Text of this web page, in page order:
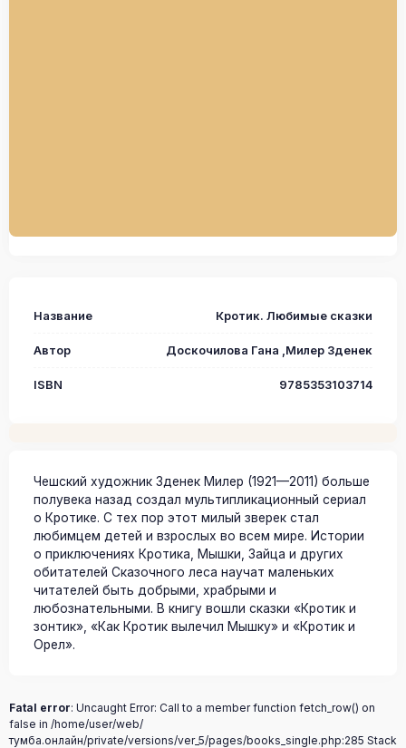
Название Кротик. Любимые сказки
Автор Доскочилова Гана ,Милер Зденек
ISBN 9785353103714
Чешский художник Зденек Милер (1921—2011) больше
полувека назад создал мультипликационный сериал
о Кротике. С тех пор этот милый зверек стал
любимцем детей и взрослых во всем мире. Истории
о приключениях Кротика, Мышки, Зайца и других
обитателей Сказочного леса научат маленьких
читателей быть добрыми, храбрыми и
любознательными. В книгу вошли сказки «Кротик и
зонтик», «Как Кротик вылечил Мышку» и «Кротик и
Орел».
Fatal error: Uncaught Error: Call to a member function fetch_row() on
false in /home/user/web/
тумба.онлайн/private/versions/ver_5/pages/books_single.php:285 Stack